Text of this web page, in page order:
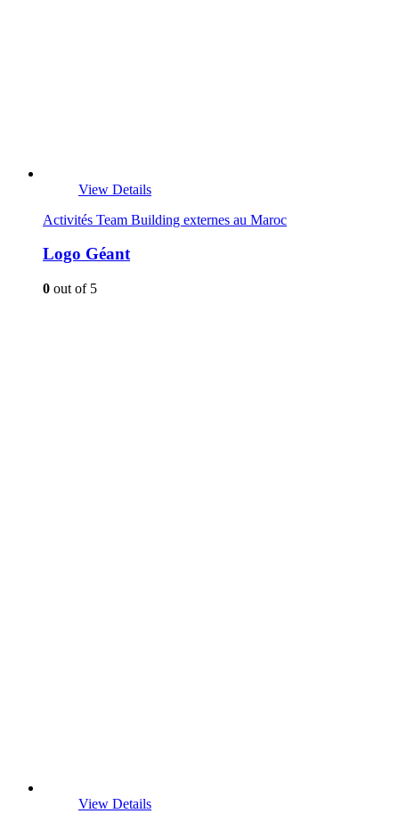
View Details
Activités Team Building externes au Maroc
Logo Géant
0 out of 5
View Details